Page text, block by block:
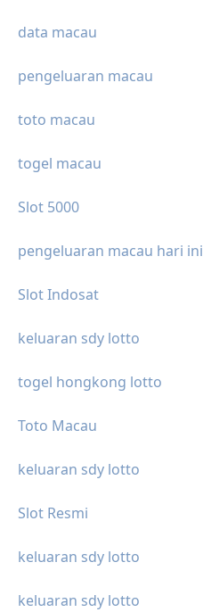
data macau
pengeluaran macau
toto macau
togel macau
Slot 5000
pengeluaran macau hari ini
Slot Indosat
keluaran sdy lotto
togel hongkong lotto
Toto Macau
keluaran sdy lotto
Slot Resmi
keluaran sdy lotto
keluaran sdy lotto